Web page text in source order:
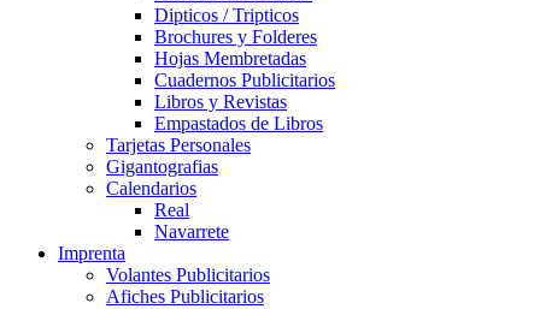
Dipticos / Tripticos
Brochures y Folderes
Hojas Membretadas
Cuadernos Publicitarios
Libros y Revistas
Empastados de Libros
Tarjetas Personales
Gigantografias
Calendarios
Real
Navarrete
Imprenta
Volantes Publicitarios
Afiches Publicitarios